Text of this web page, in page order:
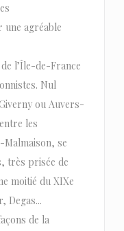
agréable
l’Île-de-France
Nul
ou Auvers-
les
Malmaison, se
très prisée de
moitié du XIXe
Degas...
de la